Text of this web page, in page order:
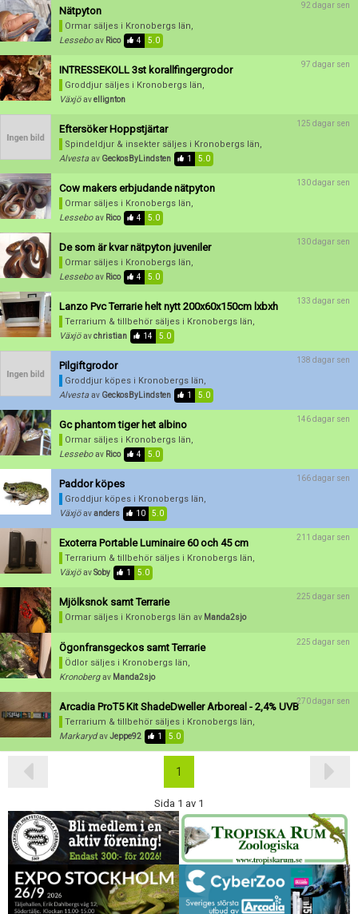
Nätpyton
Ormar säljes i Kronobergs län,
Lessebo av Rico 4 5.0
92 dagar sen
INTRESSEKOLL 3st korallfingergrodor
Groddjur säljes i Kronobergs län,
Växjö avellignton
97 dagar sen
Eftersöker Hoppstjärtar
Spindeldjur & insekter säljes i Kronobergs län,
Alvesta av GeckosByLindsten 1 5.0
125 dagar sen
Cow makers erbjudande nätpyton
Ormar säljes i Kronobergs län,
Lessebo av Rico 4 5.0
130 dagar sen
De som är kvar nätpyton juveniler
Ormar säljes i Kronobergs län,
Lessebo av Rico 4 5.0
130 dagar sen
Lanzo Pvc Terrarie helt nytt 200x60x150cm lxbxh
Terrarium & tillbehör säljes i Kronobergs län,
Växjö avchristian 14 5.0
133 dagar sen
Pilgiftgrodor
Groddjur köpes i Kronobergs län,
Alvesta av GeckosByLindsten 1 5.0
138 dagar sen
Gc phantom tiger het albino
Ormar säljes i Kronobergs län,
Lessebo av Rico 4 5.0
146 dagar sen
Paddor köpes
Groddjur köpes i Kronobergs län,
Växjö avanders 10 5.0
166 dagar sen
Exoterra Portable Luminaire 60 och 45 cm
Terrarium & tillbehör säljes i Kronobergs län,
Växjö avSoby 1 5.0
211 dagar sen
Mjölksnok samt Terrarie
Ormar säljes i Kronobergs län av Manda2sjo
225 dagar sen
Ögonfransgeckos samt Terrarie
Ödlor säljes i Kronobergs län,
Kronoberg av Manda2sjo
225 dagar sen
Arcadia ProT5 Kit ShadeDweller Arboreal - 2,4% UVB
Terrarium & tillbehör säljes i Kronobergs län,
Markaryd avJeppe92 1 5.0
270 dagar sen
1
Sida 1 av 1